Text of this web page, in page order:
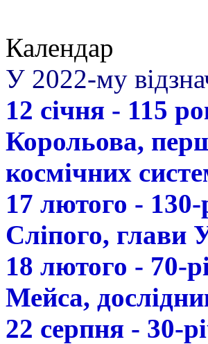
Календар
У 2022-му
12 січня - 115
Корольова,
космічних
17 лютого -
Сліпого,
18 лютого - 70-
Мейса,
22 серпня - 30-